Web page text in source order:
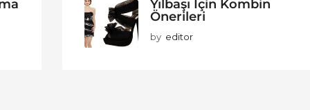
Yılbaşı İçin Kombin
Önerileri
by editor